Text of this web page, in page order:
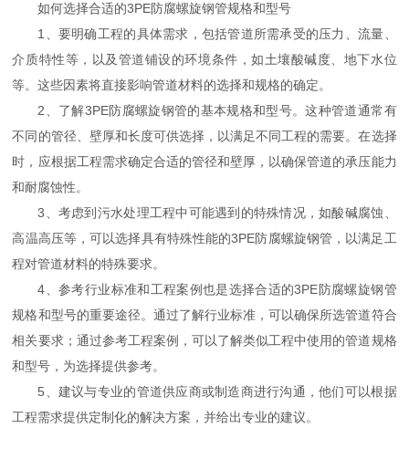
如何选择合适的3PE防腐螺旋钢管规格和型号
1、要明确工程的具体需求，包括管道所需承受的压力、流量、
介质特性等，以及管道铺设的环境条件，如土壤酸碱度、地下水位
等。这些因素将直接影响管道材料的选择和规格的确定。
2、了解3PE防腐螺旋钢管的基本规格和型号。这种管道通常有
不同的管径、壁厚和长度可供选择，以满足不同工程的需要。在选择
时，应根据工程需求确定合适的管径和壁厚，以确保管道的承压能力
和耐腐蚀性。
3、考虑到污水处理工程中可能遇到的特殊情况，如酸碱腐蚀、
高温高压等，可以选择具有特殊性能的3PE防腐螺旋钢管，以满足工
程对管道材料的特殊要求。
4、参考行业标准和工程案例也是选择合适的3PE防腐螺旋钢管
规格和型号的重要途径。通过了解行业标准，可以确保所选管道符合
相关要求；通过参考工程案例，可以了解类似工程中使用的管道规格
和型号，为选择提供参考。
5、建议与专业的管道供应商或制造商进行沟通，他们可以根据
工程需求提供定制化的解决方案，并给出专业的建议。